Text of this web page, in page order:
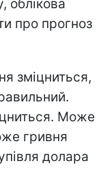
облікова
про прогноз
зміцниться,
Може
гривня
долара